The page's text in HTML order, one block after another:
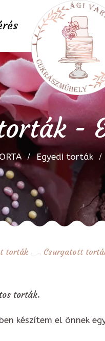
-
Egyedi torták
torták Csurgatott
torták.
készítem el önnek